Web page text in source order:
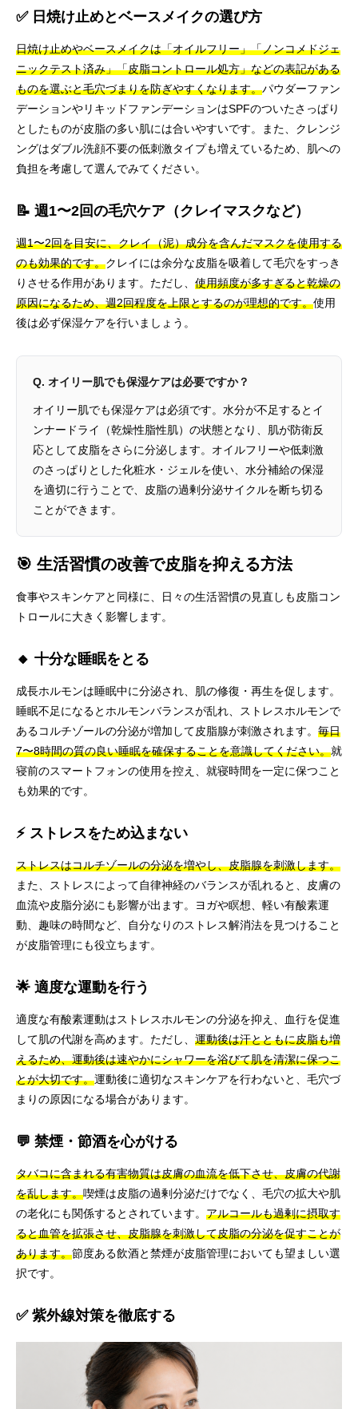
✅ 日焼け止めとベースメイクの選び方
日焼け止めやベースメイクは「オイルフリー」「ノンコメドジェ
ニックテスト済み」「皮脂コントロール処方」などの表記がある
ものを選ぶと毛穴づまりを防ぎやすくなります。パウダーファン
デーションやリキッドファンデーションはSPFのついたさっぱり
としたものが皮脂の多い肌には合いやすいです。また、クレンジ
ングはダブル洗顔不要の低刺激タイプも増えているため、肌への
負担を考慮して選んでみてください。
📝 週1〜2回の毛穴ケア（クレイマスクなど）
週1〜2回を目安に、クレイ（泥）成分を含んだマスクを使用する
のも効果的です。クレイには余分な皮脂を吸着して毛穴をすっき
りさせる作用があります。ただし、 使用頻度が多すぎると乾燥の
原因になるため、週2回程度を上限とするのが理想的です。使用
後は必ず保湿ケアを行いましょう。
Q. オイリー肌でも保湿ケアは必要ですか？
オイリー肌でも保湿ケアは必須です。水分が不足するとイ
ンナードライ（乾燥性脂性肌）の状態となり、肌が防衛反
応として皮脂をさらに分泌します。オイルフリーや低刺激
のさっぱりとした化粧水・ジェルを使い、水分補給の保湿
を適切に行うことで、皮脂の過剰分泌サイクルを断ち切る
ことができます。
🎯 生活習慣の改善で皮脂を抑える方法
食事やスキンケアと同様に、日々の生活習慣の見直しも皮脂コン
トロールに大きく影響します。
🔸 十分な睡眠をとる
成長ホルモンは睡眠中に分泌され、肌の修復・再生を促します。
睡眠不足になるとホルモンバランスが乱れ、ストレスホルモンで
あるコルチゾールの分泌が増加して皮脂腺が刺激されます。 毎日
7〜8時間の質の良い睡眠を確保することを意識してください。就
寝前のスマートフォンの使用を控え、就寝時間を一定に保つこと
も効果的です。
⚡ ストレスをため込まない
ストレスはコルチゾールの分泌を増やし、皮脂腺を刺激します。
また、ストレスによって自律神経のバランスが乱れると、皮膚の
血流や皮脂分泌にも影響が出ます。ヨガや瞑想、軽い有酸素運
動、趣味の時間など、自分なりのストレス解消法を見つけること
が皮脂管理にも役立ちます。
🌟 適度な運動を行う
適度な有酸素運動はストレスホルモンの分泌を抑え、血行を促進
して肌の代謝を高めます。ただし、 運動後は汗とともに皮脂も増
えるため、運動後は速やかにシャワーを浴びて肌を清潔に保つこ
とが大切です。運動後に適切なスキンケアを行わないと、毛穴づ
まりの原因になる場合があります。
💬 禁煙・節酒を心がける
タバコに含まれる有害物質は皮膚の血流を低下させ、皮膚の代謝
を乱します。喫煙は皮脂の過剰分泌だけでなく、毛穴の拡大や肌
の老化にも関係するとされています。 アルコールも過剰に摂取す
ると血管を拡張させ、皮脂腺を刺激して皮脂の分泌を促すことが
あります。節度ある飲酒と禁煙が皮脂管理においても望ましい選
択です。
✅ 紫外線対策を徹底する